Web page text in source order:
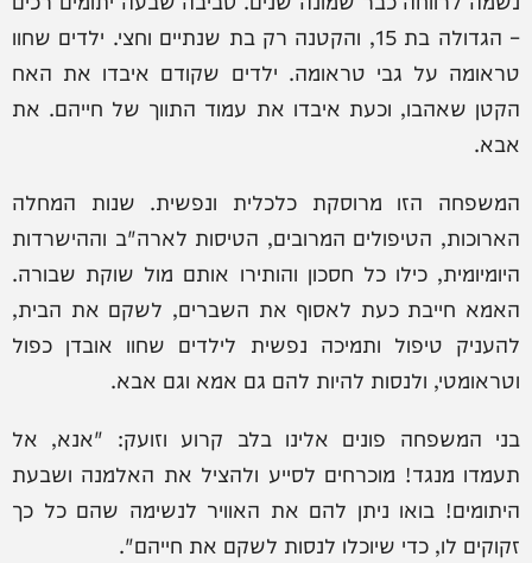
– הגדולה בת 15, והקטנה רק בת שנתיים וחצי. ילדים שחוו
טראומה על גבי טראומה. ילדים שקודם איבדו את האח
הקטן שאהבו, וכעת איבדו את עמוד התווך של חייהם. את
אבא.
המשפחה הזו מרוסקת כלכלית ונפשית. שנות המחלה
הארוכות, הטיפולים המרובים, הטיסות לארה"ב וההישרדות
היומיומית, כילו כל חסכון והותירו אותם מול שוקת שבורה.
האמא חייבת כעת לאסוף את השברים, לשקם את הבית,
להעניק טיפול ותמיכה נפשית לילדים שחוו אובדן כפול
וטראומטי, ולנסות להיות להם גם אמא וגם אבא.
בני המשפחה פונים אלינו בלב קרוע וזועק: "אנא, אל
תעמדו מנגד! מוכרחים לסייע ולהציל את האלמנה ושבעת
היתומים! בואו ניתן להם את האוויר לנשימה שהם כל כך
זקוקים לו, כדי שיוכלו לנסות לשקם את חייהם".